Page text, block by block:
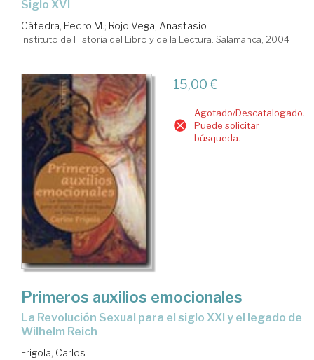
siglo XVI
Cátedra, Pedro M.; Rojo Vega, Anastasio
Instituto de Historia del Libro y de la Lectura. Salamanca, 2004
15,00 €
Agotado/Descatalogado.
Puede solicitar
búsqueda.
Primeros auxilios emocionales
la Revolución Sexual para el siglo XXI y el legado de
Wilhelm Reich
Frigola, Carlos